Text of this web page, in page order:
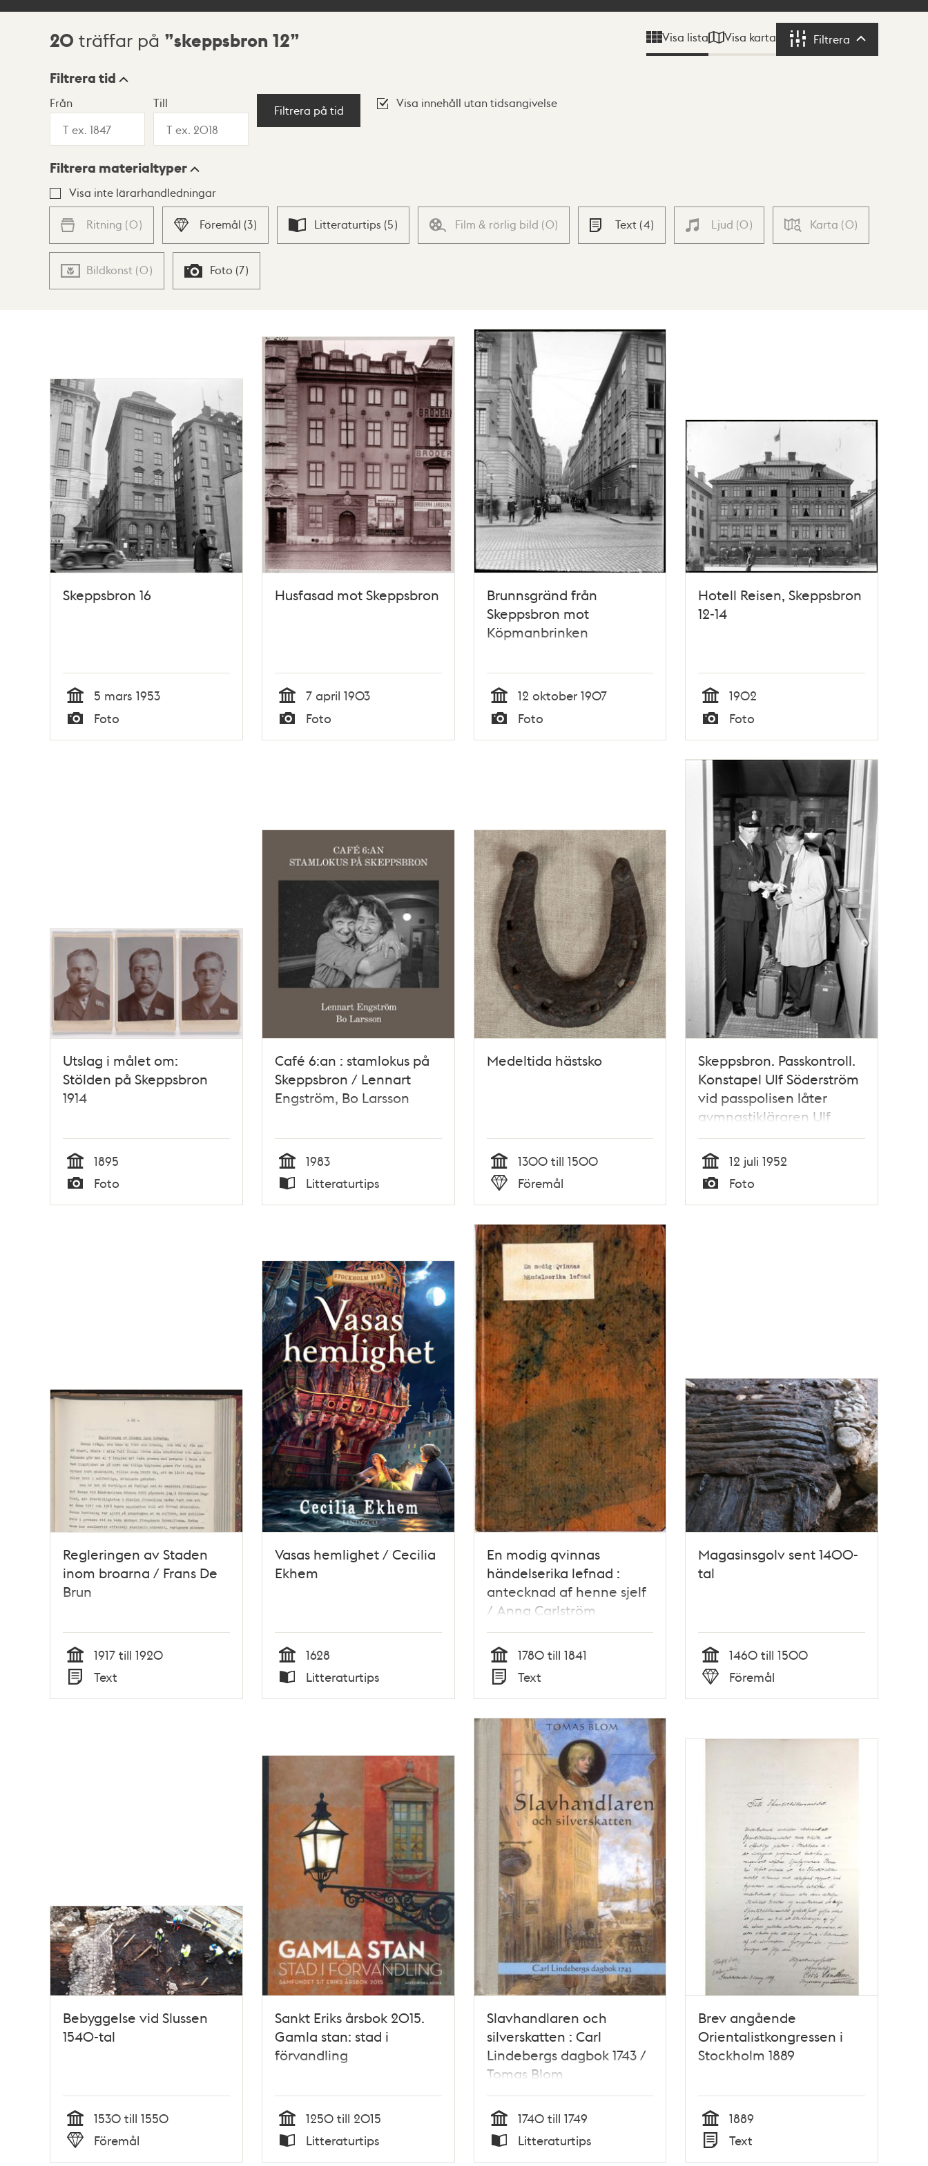
Sökresultat
20 träffar på skeppsbron 12 Visa lista Visa karta Filtrera Filtrera
Visningsläge
Lista Karta
Filtrera tid
Från Till
Filtrera på tid
Visa innehåll utan tidsangivelse
Filtrera materialtyper
Visa inte lärarhandledningar
Ritning (0) Föremål (3) Litteraturtips (5) Film & rörlig bild (0) Text (4) Ljud (0) Karta (0)
Bildkonst (0) Foto (7)
Skeppsbron 16
Tid
5 mars 1953
Typ
Foto
Husfasad mot Skeppsbron
Tid
7 april 1903
Typ
Foto
Brunnsgränd från
Skeppsbron mot
Köpmanbrinken
Tid
12 oktober 1907
Typ
Foto
Hotell Reisen, Skeppsbron
12-14
Tid
1902
Typ
Foto
Utslag i målet om:
Stölden på Skeppsbron
1914
Tid
1895
Typ
Foto
Café 6:an : stamlokus på
Skeppsbron / Lennart
Engström, Bo Larsson
Tid
1983
Typ
Litteraturtips
Medeltida hästsko
Tid
1300 till 1500
Typ
Föremål
Skeppsbron. Passkontroll.
Konstapel Ulf Söderström
vid passpolisen låter
gymnastikläraren Ulf
Almgren passera med ett
legitimitetskort. Den stora
nordiska passfriheten
började gälla idag, 12/7
1952
Tid
12 juli 1952
Typ
Foto
Regleringen av Staden
inom broarna / Frans De
Brun
Tid
1917 till 1920
Typ
Text
Vasas hemlighet / Cecilia
Ekhem
Tid
1628
Typ
Litteraturtips
En modig qvinnas
händelserika lefnad :
antecknad af henne sjelf
/ Anna Carlström
Tid
1780 till 1841
Typ
Text
Magasinsgolv sent 1400-
tal
Tid
1460 till 1500
Typ
Föremål
Bebyggelse vid Slussen
1540-tal
Tid
1530 till 1550
Typ
Föremål
Sankt Eriks årsbok 2015.
Gamla stan: stad i
förvandling
Tid
1250 till 2015
Typ
Litteraturtips
Slavhandlaren och
silverskatten : Carl
Lindebergs dagbok 1743 /
Tomas Blom
Tid
1740 till 1749
Typ
Litteraturtips
Brev angående
Orientalistkongressen i
Stockholm 1889
Tid
1889
Typ
Text